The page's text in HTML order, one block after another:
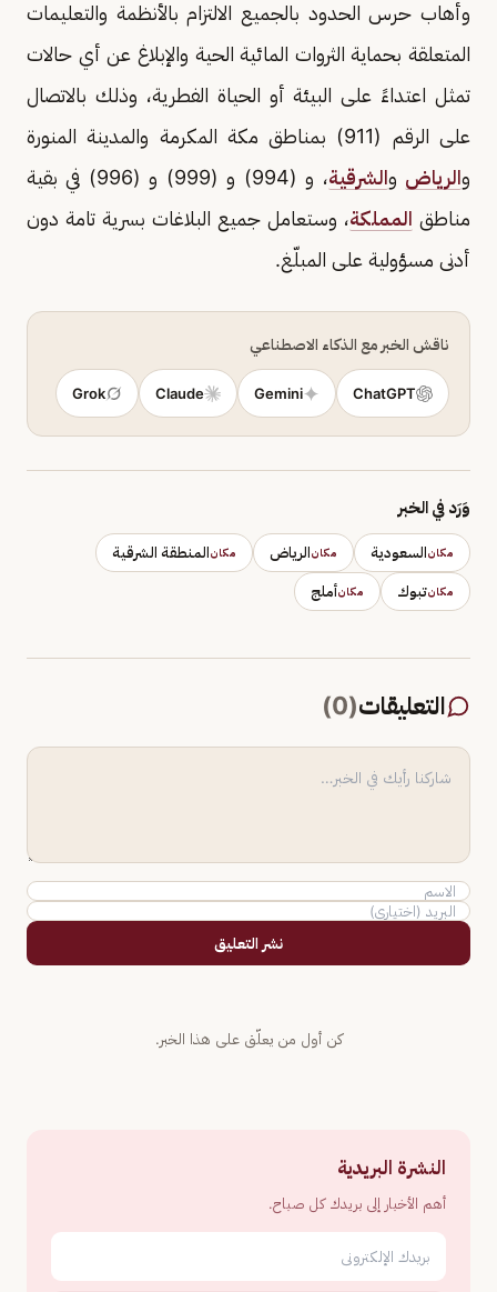
وأهاب حرس الحدود بالجميع الالتزام بالأنظمة والتعليمات
المتعلقة بحماية الثروات المائية الحية والإبلاغ عن أي حالات
تمثل اعتداءً على البيئة أو الحياة الفطرية، وذلك بالاتصال
على الرقم (911) بمناطق مكة المكرمة والمدينة المنورة
والرياض والشرقية
، و (994) و (999) و (996) في بقية
مناطق المملكة، وستعامل جميع البلاغات بسرية تامة دون
أدنى مسؤولية على المبلّغ.
ناقش الخبر مع الذكاء الاصطناعي
ChatGPT
Gemini
Claude
Grok
وَرَد في الخبر
مكانالسعودية مكانالرياض مكانالمنطقة الشرقية
مكانتبوك مكانأملج
التعليقات(
0
)
نشر التعليق
كن أول من يعلّق على هذا الخبر.
النشرة البريدية
أهم الأخبار إلى بريدك كل صباح.